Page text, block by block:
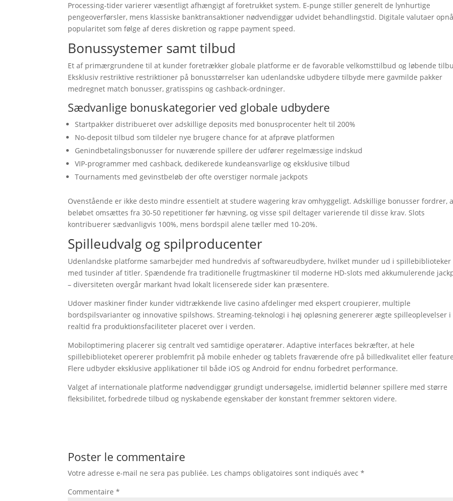
Processing-tider varierer væsentligt afhængigt af foretrukket system. E-punge stiller generelt de lynhurtige
pengeoverførsler, mens klassiske banktransaktioner nødvendiggør udvidet behandlingstid. Digitale valutaer
popularitet som følge af deres diskretion og rappe payment speed.
Bonussystemer samt tilbud
Et af primærgrundene til at kunder foretrækker globale platforme er de favorable velkomsttilbud og løbende
Eksklusiv restriktive restriktioner på bonusstørrelser kan udenlandske udbydere tilbyde mere gavmilde pakker
medregnet match bonusser, gratisspins og cashback-ordninger.
Sædvanlige bonuskategorier ved globale udbydere
Startpakker distribueret over adskillige deposits med bonusprocenter helt til 200%
No-deposit tilbud som tildeler nye brugere chance for at afprøve platformen
Genindbetalingsbonusser for nuværende spillere der udfører regelmæssige indskud
VIP-programmer med cashback, dedikerede kundeansvarlige og eksklusive tilbud
Tournaments med gevinstbeløb der ofte overstiger normale jackpots
Ovenstående er ikke desto mindre essentielt at studere wagering krav omhyggeligt. Adskillige bonusser fordrer,
beløbet omsættes fra 30-50 repetitioner før hævning, og visse spil deltager varierende til disse krav. Slots
kontribuerer sædvanligvis 100%, mens bordspil alene tæller med 10-20%.
Spilleudvalg og spilproducenter
Udenlandske platforme samarbejder med hundredvis af softwareudbydere, hvilket munder ud i spillebiblioteker
med tusinder af titler. Spændende fra traditionelle frugtmaskiner til moderne HD-slots med akkumulerende
– diversiteten overgår markant hvad lokalt licenserede sider kan præsentere.
Udover maskiner finder kunder vidtrækkende live casino afdelinger med ekspert croupierer, multiple
bordspilsvarianter og innovative spilshows. Streaming-teknologi i høj opløsning genererer ægte spilleoplevelser i
realtid fra produktionsfaciliteter placeret over i verden.
Mobiloptimering placerer sig centralt ved samtidige operatører. Adaptive interfaces bekræfter, at hele
spillebiblioteket opererer problemfrit på mobile enheder og tablets fraværende ofre på billedkvalitet eller
Flere udbyder eksklusive applikationer til både iOS og Android for endnu forbedret performance.
Valget af internationale platforme nødvendiggør grundigt undersøgelse, imidlertid belønner spillere med større
fleksibilitet, forbedrede tilbud og nyskabende egenskaber der konstant fremmer sektoren videre.
Poster le commentaire
Votre adresse e-mail ne sera pas publiée. Les champs obligatoires sont indiqués avec*
Commentaire*